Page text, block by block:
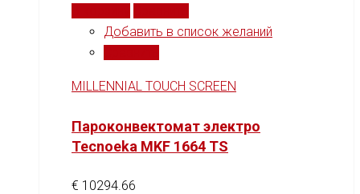
Добавить в список желаний
MILLENNIAL TOUCH SCREEN
Пароконвектомат электро
Tecnoeka MKF 1664 TS
€ 10294.66